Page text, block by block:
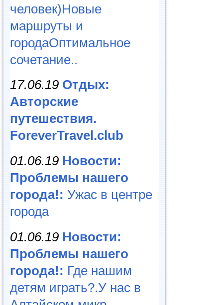
человек)Новые
маршруты и
городаОптимальное
сочетание..
17.06.19 Отдых:
Авторские
путешествия.
ForeverTravel.club
01.06.19 Новости:
Проблемы нашего
города!: Ужас в центре
города
01.06.19 Новости:
Проблемы нашего
города!: Где нашим
детям играть?.У нас в